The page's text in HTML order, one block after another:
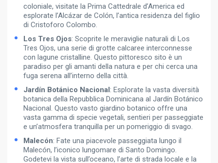
coloniale, visitate la Prima Cattedrale d’America ed
esplorate l’Alcázar de Colón, l’antica residenza del figlio
di Cristoforo Colombo.
Los Tres Ojos: Scoprite le meraviglie naturali di Los
Tres Ojos, una serie di grotte calcaree interconnesse
con lagune cristalline. Questo pittoresco sito è un
paradiso per gli amanti della natura e per chi cerca una
fuga serena all’interno della città.
Jardín Botánico Nacional: Esplorate la vasta diversità
botanica della Repubblica Dominicana al Jardín Botánico
Nacional. Questo vasto giardino botanico offre una
vasta gamma di specie vegetali, sentieri per passeggiate
e un’atmosfera tranquilla per un pomeriggio di svago.
Malecón: Fate una piacevole passeggiata lungo il
Malecón, l’iconico lungomare di Santo Domingo.
Godetevi la vista sull’oceano, l’arte di strada locale e la